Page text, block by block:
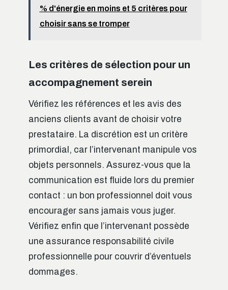
% d'énergie en moins et 5 critères pour
choisir sans se tromper
Les critères de sélection pour un
accompagnement serein
Vérifiez les références et les avis des
anciens clients avant de choisir votre
prestataire. La discrétion est un critère
primordial, car l’intervenant manipule vos
objets personnels. Assurez-vous que la
communication est fluide lors du premier
contact : un bon professionnel doit vous
encourager sans jamais vous juger.
Vérifiez enfin que l’intervenant possède
une assurance responsabilité civile
professionnelle pour couvrir d’éventuels
dommages.